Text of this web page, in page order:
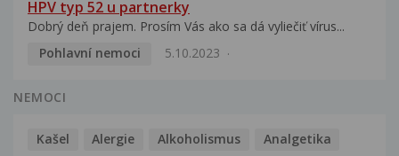
HPV typ 52 u partnerky
Dobrý deň prajem. Prosím Vás ako sa dá vyliečiť vírus...
Pohlavní nemoci
5.10.2023
NEMOCI
Kašel Alergie Alkoholismus
Analgetika